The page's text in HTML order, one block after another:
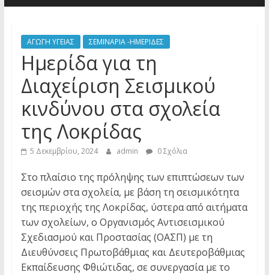
ΑΓΩΓΗ ΥΓΕΙΑΣ ΣΕΜΙΝΑΡΙΑ -ΗΜΕΡΙΔΕΣ
Ημερίδα για τη
Διαχείριση Σεισμικού
κινδύνου στα σχολεία
της Λοκρίδας
5 Δεκεμβρίου, 2024 admin 0 Σχόλια
Στο πλαίσιο της πρόληψης των επιπτώσεων των
σεισμών στα σχολεία, με βάση τη σεισμικότητα
της περιοχής της Λοκρίδας, ύστερα από αιτήματα
των σχολείων, o Οργανισμός Αντισεισμικού
Σχεδιασμού και Προστασίας (ΟΑΣΠ) με τη
Διευθύνσεις Πρωτοβάθμιας και Δευτεροβάθμιας
Εκπαίδευσης Φθιώτιδας, σε συνεργασία με το